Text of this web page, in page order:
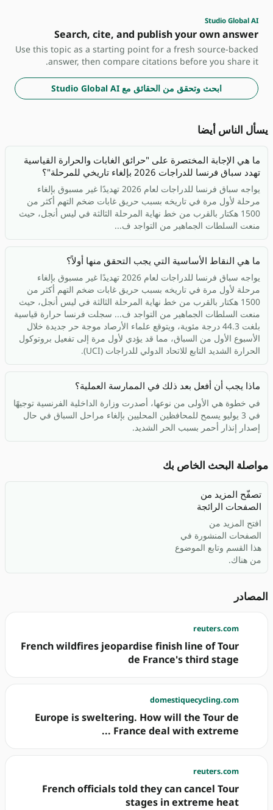
Studio Global AI
Search, cite, and publish your own answer
Use this topic as a starting point for a fresh source-backed
answer, then compare citations before you share it.
ابحث وتحقق من الحقائق مع Studio Global AI
يسأل الناس أيضا
ما هي الإجابة المختصرة على "حرائق الغابات والحرارة القياسية
تهدد سباق فرنسا للدراجات 2026 بإلغاء تاريخي للمرحلة"؟
يواجه سباق فرنسا للدراجات لعام 2026 تهديدًا غير مسبوق بإلغاء
مرحلة لأول مرة في تاريخه بسبب حريق غابات ضخم التهم أكثر من
1500 هكتار بالقرب من خط نهاية المرحلة الثالثة في ليس أنجل، حيث
منعت السلطات الجماهير من التواجد ف...
ما هي النقاط الأساسية التي يجب التحقق منها أولاً؟
يواجه سباق فرنسا للدراجات لعام 2026 تهديدًا غير مسبوق بإلغاء
مرحلة لأول مرة في تاريخه بسبب حريق غابات ضخم التهم أكثر من
1500 هكتار بالقرب من خط نهاية المرحلة الثالثة في ليس أنجل، حيث
منعت السلطات الجماهير من التواجد ف... سجلت فرنسا حرارة قياسية
بلغت 44.3 درجة مئوية، ويتوقع علماء الأرصاد موجة حر جديدة خلال
الأسبوع الأول من السباق، مما قد يؤدي لأول مرة إلى تفعيل بروتوكول
الحرارة الشديد التابع للاتحاد الدولي للدراجات (UCI).
ماذا يجب أن أفعل بعد ذلك في الممارسة العملية؟
في خطوة هي الأولى من نوعها، أصدرت وزارة الداخلية الفرنسية توجيهًا
في 3 يوليو يسمح للمحافظين المحليين بإلغاء مراحل السباق في حال
إصدار إنذار أحمر بسبب الحر الشديد.
مواصلة البحث الخاص بك
تصفّح المزيد من
الصفحات الرائجة
افتح المزيد من
الصفحات المنشورة في
هذا القسم وتابع الموضوع
من هناك.
المصادر
reuters.com
French wildfires jeopardise finish line of Tour
de France's third stage
domestiquecycling.com
Europe is sweltering. How will the Tour de
France deal with extreme ...
reuters.com
French officials told they can cancel Tour
stages in extreme heat